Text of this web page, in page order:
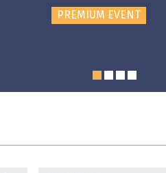
PREMIUM EVENT